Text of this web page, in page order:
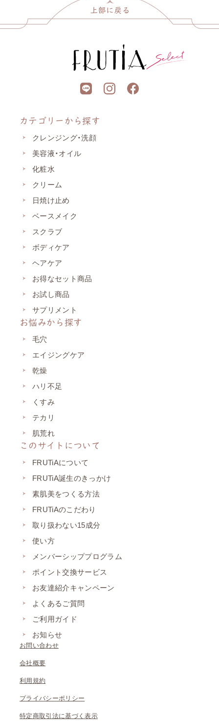
カテゴリーから探す
クレンジング・洗顔
美容液・オイル
化粧水
クリーム
日焼け止め
ベースメイク
スクラブ
ボディケア
ヘアケア
お得なセット商品
お試し商品
サプリメント
お悩みから探す
毛穴
エイジングケア
乾燥
ハリ不足
くすみ
テカリ
肌荒れ
このサイトについて
FRUTiAについて
FRUTiA誕生のきっかけ
素肌美をつくる方法
FRUTiAのこだわり
取り扱わない15成分
使い方
メンバーシッププログラム
ポイント交換サービス
お友達紹介キャンペーン
よくあるご質問
ご利用ガイド
お知らせ
お問い合わせ
会社概要
利用規約
プライバシーポリシー
特定商取引法に基づく表示